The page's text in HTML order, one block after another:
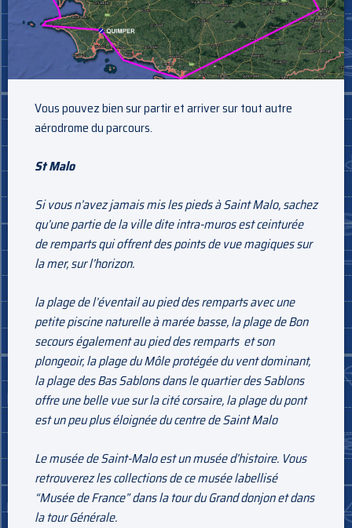
Vous pouvez bien sur partir et arriver sur tout autre
aérodrome du parcours.
St Malo
Si vous n’avez jamais mis les pieds à Saint Malo, sachez
qu’une partie de la ville dite intra-muros est ceinturée
de remparts qui offrent des points de vue magiques sur
la mer, sur l’horizon.
la plage de l’éventail au pied des remparts avec une
petite piscine naturelle à marée basse, la plage de Bon
secours également au pied des remparts et son
plongeoir, la plage du Môle protégée du vent dominant,
la plage des Bas Sablons dans le quartier des Sablons
offre une belle vue sur la cité corsaire, la plage du pont
est un peu plus éloignée du centre de Saint Malo
Le musée de Saint-Malo est un musée d’histoire. Vous
retrouverez les collections de ce musée labellisé
“Musée de France” dans la tour du Grand donjon et dans
la tour Générale.